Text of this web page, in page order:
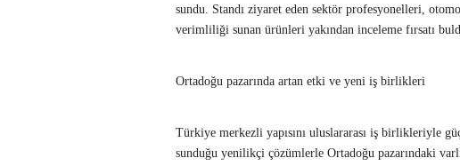
sundu. Standı ziyaret eden sektör profesyonelleri,
verimliliği sunan ürünleri yakından inceleme fırsatı
Ortadoğu pazarında artan etki ve yeni iş birlikleri
Türkiye merkezli yapısını uluslararası iş birlikleriyle
sunduğu yenilikçi çözümlerle Ortadoğu pazarındaki